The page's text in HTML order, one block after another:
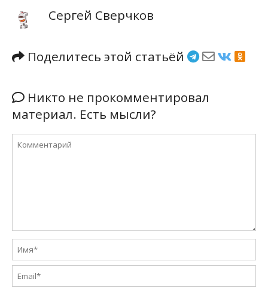
Сергей Сверчков
Поделитесь этой статьёй
Никто не прокомментировал
материал. Есть мысли?